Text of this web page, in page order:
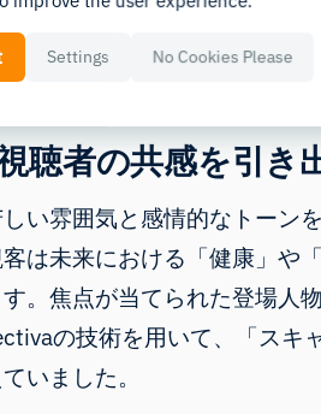
third-party iFrames
えようとしているメッセー
聴者の共感を引き
い雰囲気と感情的なトーン
は未来における「健康」や
。焦点が当てられた登場人
の技術を用いて、「スキ
いました。
Settings No Cookies Please